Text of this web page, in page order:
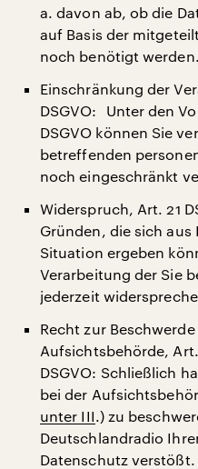
a. davon ab, ob die
auf Basis der
noch benötigt werden.
Einschränkung der
DSGVO: Unter den
DSGVO können Sie
betreffenden
noch eingeschränkt
Widerspruch, Art. 21
Gründen, die sich aus
Situation ergeben
Verarbeitung der Sie
jederzeit
Recht zur
Aufsichtsbehörde,
DSGVO: Schließlich
bei der
unter III.) zu
Deutschlandradio
Datenschutz verstößt.